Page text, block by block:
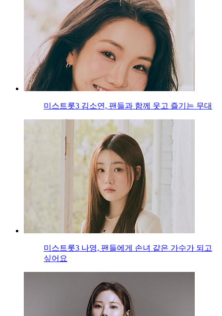
미스트롯3 김소연, 팬들과 함께 웃고 즐기는 무대
미스트롯3 나영, 팬들에게 손녀 같은 가수가 되고
싶어요